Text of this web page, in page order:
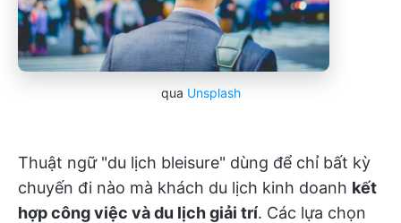
qua Unsplash
Thuật ngữ "du lịch bleisure" dùng để chỉ bất kỳ
chuyến đi nào mà khách du lịch kinh doanh kết
hợp công việc và du lịch giải trí. Các lựa chọn